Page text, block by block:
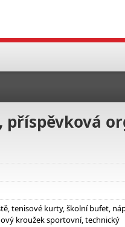
tenisové kurty, školní bufet,
kroužek sportovní, technický